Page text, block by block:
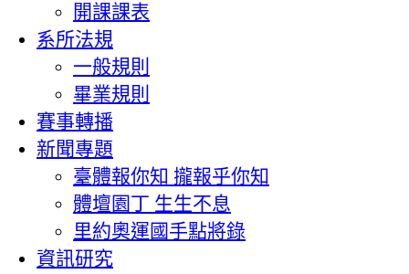
開課課表
系所法規
一般規則
畢業規則
賽事轉播
新聞專題
臺體報你知 攏報乎你知
體壇園丁 生生不息
里約奧運國手點將錄
資訊研究